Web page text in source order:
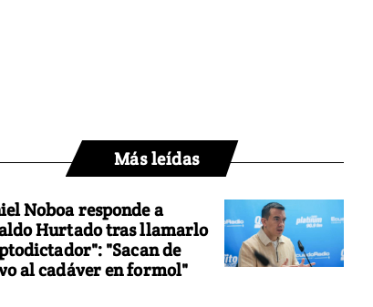
Más leídas
Noboa responde a
Hurtado tras llamarlo
"Sacan de
al cadáver en formol"